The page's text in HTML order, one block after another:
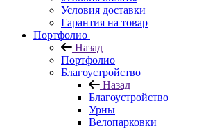
Условия доставки
Гарантия на товар
Портфолио
Назад
Портфолио
Благоустройство
Назад
Благоустройство
Урны
Велопарковки